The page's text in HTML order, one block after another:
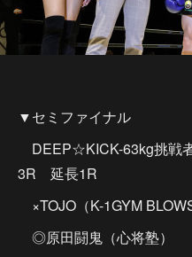
▼セミファイナル
DEEP☆KICK-63kg挑戦
3R 延長1R
×TOJO（K-1GYM BLOWS
◎原田闘鬼（心将塾）